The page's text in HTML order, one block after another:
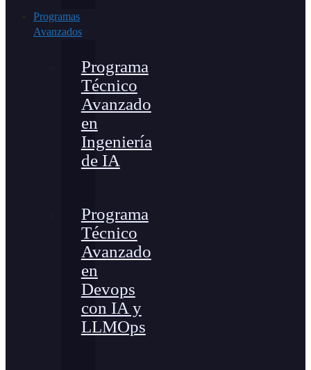
Programas
Avanzados
Programa
Técnico
Avanzado
en
Ingeniería
de IA
Programa
Técnico
Avanzado
en
Devops
con IA y
LLMOps